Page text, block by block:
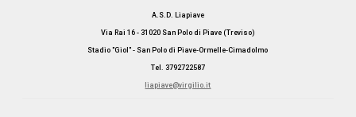
A.S.D. Liapiave
Via Rai 16 - 31020 San Polo di Piave (Treviso)
Stadio "Giol" - San Polo di Piave-Ormelle-Cimadolmo
Tel. 3792722587
liapiave@virgilio.it